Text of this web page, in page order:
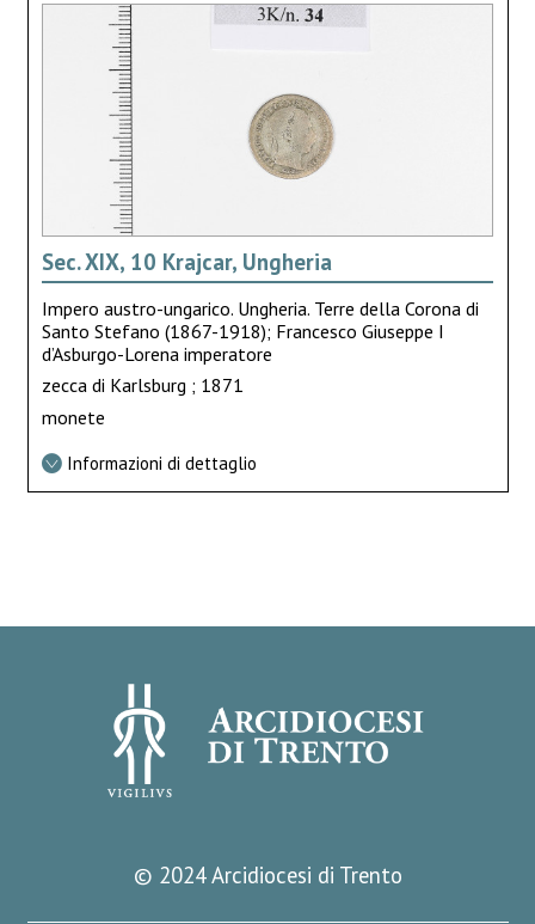
Sec. XIX, 10 Krajcar, Ungheria
Impero austro-ungarico. Ungheria. Terre della Corona di
Santo Stefano (1867-1918); Francesco Giuseppe I
d’Asburgo-Lorena imperatore
zecca di Karlsburg ; 1871
monete
Informazioni di dettaglio
© 2024 Arcidiocesi di Trento